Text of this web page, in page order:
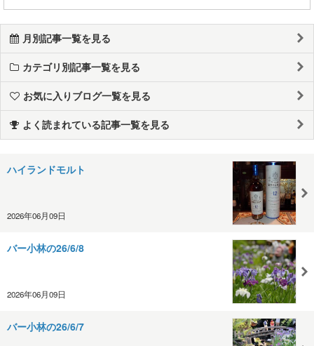
月別記事一覧を見る
カテゴリ別記事一覧を見る
お気に入りブログ一覧を見る
よく読まれている記事一覧を見る
ハイランドモルト
2026年06月09日
バー小林の26/6/8
2026年06月09日
バー小林の26/6/7